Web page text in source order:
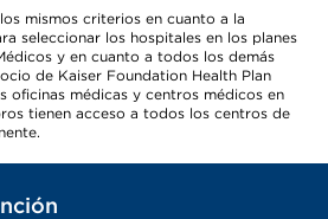
mismos criterios en cuanto a la
seleccionar los hospitales en los planes
y en cuanto a todos los demás
de Kaiser Foundation Health Plan
oficinas médicas y centros médicos en
tienen acceso a todos los centros de